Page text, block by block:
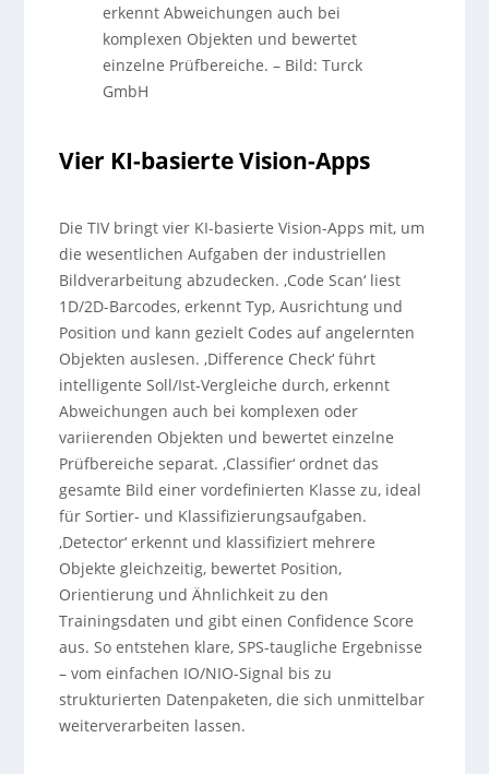
erkennt Abweichungen auch bei
komplexen Objekten und bewertet
einzelne Prüfbereiche. – Bild: Turck
GmbH
Vier KI-basierte Vision-Apps
Die TIV bringt vier KI-basierte Vision-Apps mit, um
die wesentlichen Aufgaben der industriellen
Bildverarbeitung abzudecken. ‚Code Scan‘ liest
1D/2D-Barcodes, erkennt Typ, Ausrichtung und
Position und kann gezielt Codes auf angelernten
Objekten auslesen. ‚Difference Check‘ führt
intelligente Soll/Ist-Vergleiche durch, erkennt
Abweichungen auch bei komplexen oder
variierenden Objekten und bewertet einzelne
Prüfbereiche separat. ‚Classifier‘ ordnet das
gesamte Bild einer vordefinierten Klasse zu, ideal
für Sortier- und Klassifizierungsaufgaben.
‚Detector‘ erkennt und klassifiziert mehrere
Objekte gleichzeitig, bewertet Position,
Orientierung und Ähnlichkeit zu den
Trainingsdaten und gibt einen Confidence Score
aus. So entstehen klare, SPS-taugliche Ergebnisse
– vom einfachen IO/NIO-Signal bis zu
strukturierten Datenpaketen, die sich unmittelbar
weiterverarbeiten lassen.